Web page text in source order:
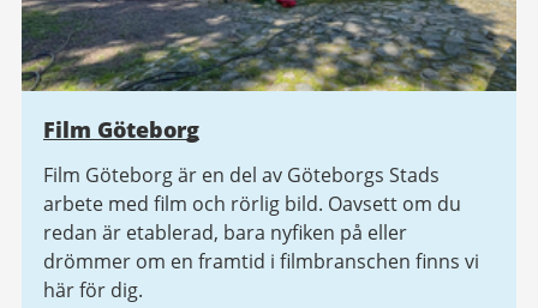
Film Göteborg
Film Göteborg är en del av Göteborgs Stads
arbete med film och rörlig bild. Oavsett om du
redan är etablerad, bara nyfiken på eller
drömmer om en framtid i filmbranschen finns vi
här för dig.